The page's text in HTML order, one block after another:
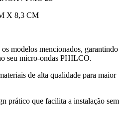
X 8,3 CM
modelos mencionados, garantindo
seu micro-ondas PHILCO.
de alta qualidade para maior
prático que facilita a instalação sem